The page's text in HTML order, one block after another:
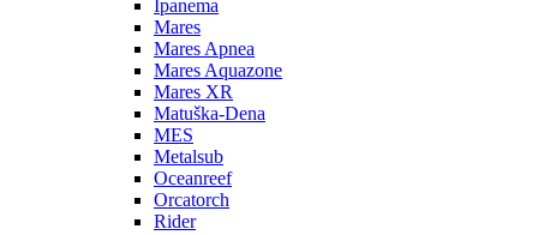
Ipanema
Mares
Mares Apnea
Mares Aquazone
Mares XR
Matuška-Dena
MES
Metalsub
Oceanreef
Orcatorch
Rider